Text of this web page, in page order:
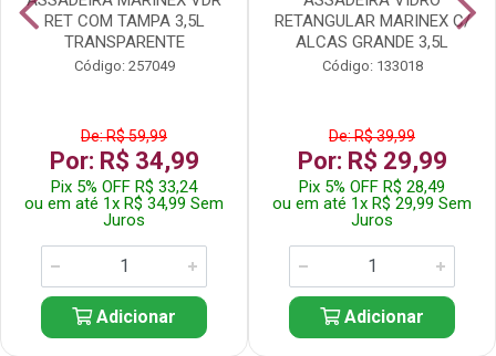
RET COM TAMPA 3,5L
TRANSPARENTE
Código: 257049
De: R$ 59,99
Por: R$ 34,99
Pix 5% OFF R$ 33,24
ou em até 1x R$ 34,99 Sem
Juros
Adicionar
RETANGULAR MARINEX C/
ALCAS GRANDE 3,5L
Código: 133018
De: R$ 39,99
Por: R$ 29,99
Pix 5% OFF R$ 28,49
ou em até 1x R$ 29,99 Sem
Juros
Adicionar